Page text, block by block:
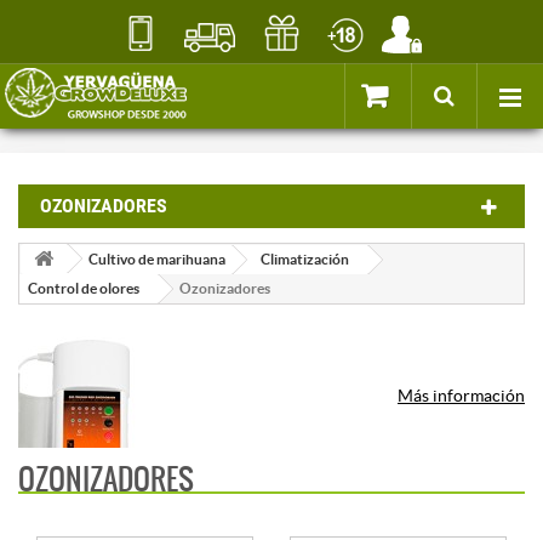
OZONIZADORES
Cultivo de marihuana
Climatización
Control de olores
Ozonizadores
OZONIZADORES
Más información